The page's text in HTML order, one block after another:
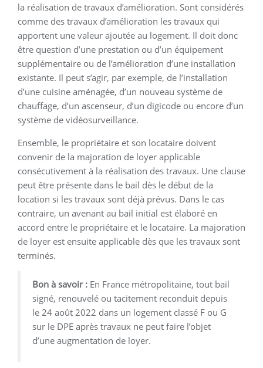
la réalisation de travaux d’amélioration. Sont considérés
comme des travaux d’amélioration les travaux qui
apportent une valeur ajoutée au logement. Il doit donc
être question d’une prestation ou d’un équipement
supplémentaire ou de l’amélioration d’une installation
existante. Il peut s’agir, par exemple, de l’installation
d’une cuisine aménagée, d’un nouveau système de
chauffage, d’un ascenseur, d’un digicode ou encore d’un
système de vidéosurveillance.
Ensemble, le propriétaire et son locataire doivent
convenir de la majoration de loyer applicable
consécutivement à la réalisation des travaux. Une clause
peut être présente dans le bail dès le début de la
location si les travaux sont déjà prévus. Dans le cas
contraire, un avenant au bail initial est élaboré en
accord entre le propriétaire et le locataire. La majoration
de loyer est ensuite applicable dès que les travaux sont
terminés.
Bon à savoir : En France métropolitaine, tout bail
signé, renouvelé ou tacitement reconduit depuis
le 24 août 2022 dans un logement classé F ou G
sur le DPE après travaux ne peut faire l’objet
d’une augmentation de loyer.